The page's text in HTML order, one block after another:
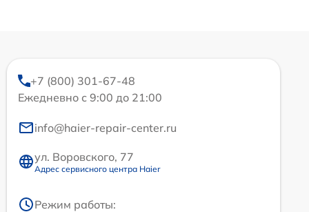
+7 (800) 301-67-48
Ежедневно с 9:00 до 21:00
info@haier-repair-center.ru
ул. Воровского, 77
Адрес сервисного центра Haier
Режим работы: